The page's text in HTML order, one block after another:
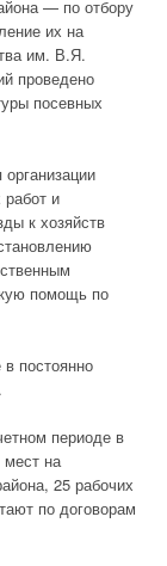
— по отбору
их на
им. В.Я.
проведено
посевных
и
к хозяйств
помощь по
постоянно
периоде в
мест на
25 рабочих
по договорам